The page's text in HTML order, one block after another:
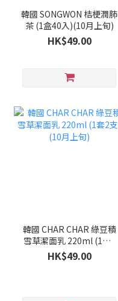
韓國 SONGWON 桔梗潤肺
茶 (1盒40入)(10月上旬)
HK$49.00
韓國 CHAR CHAR 綠豆積
雪草潔面乳 220ml (1套2
支)(10月上旬)
HK$49.00